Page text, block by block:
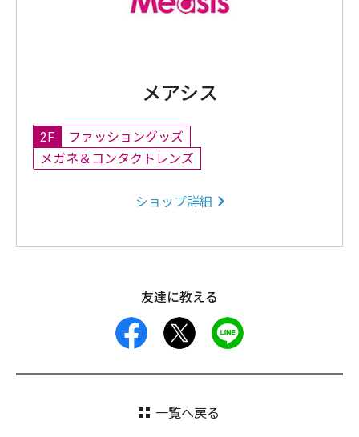
メアシス
2F
ファッショングッズ
メガネ＆コンタクトレンズ
ショップ詳細
友達に教える
facebook
一覧へ戻る